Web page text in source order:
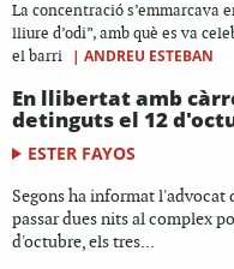
La concentració s’emmarcava
lliure d’odi”, amb què es va
el barri
| ANDREU ESTEBAN
En llibertat amb
detinguts el 12
ESTER FAYOS
Segons ha informat l'advocat
passar dues nits al complex
d'octubre, els tres...